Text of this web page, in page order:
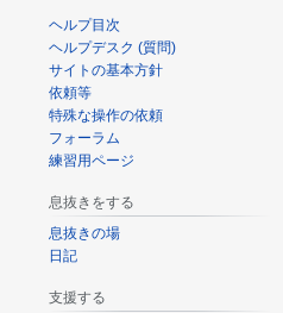
ヘルプ目次
ヘルプデスク (質問)
サイトの基本方針
依頼等
特殊な操作の依頼
フォーラム
練習用ページ
息抜きをする
息抜きの場
日記
支援する